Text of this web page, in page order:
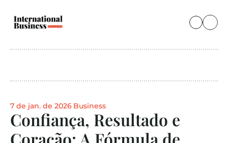
7 de jan. de 2026 Business
Confiança, Resultado e